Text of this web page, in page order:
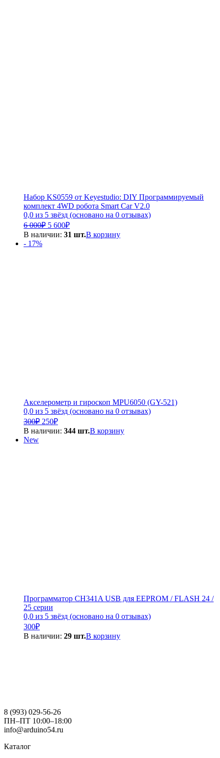
Набор KS0559 от Keyestudio: DIY Программируемый
комплект 4WD робота Smart Car V2.0
0,0 из 5 звёзд (основано на 0 отзывах)
6 000₽ Первоначальная
цена
5 600₽Текущая
цена:
В наличии: 31 шт.В корзину
- 17%
Акселерометр и гироскоп MPU6050 (GY-521)
0,0 из 5 звёзд (основано на 0 отзывах)
300₽ Первоначальная
цена
250₽Текущая
цена:
В наличии: 344 шт.В корзину
New
Программатор CH341A USB для EEPROM / FLASH 24 /
25 серии
0,0 из 5 звёзд (основано на 0 отзывах)
300₽
В наличии: 29 шт.В корзину
8 (993) 029-56-26
ПН–ПТ 10:00–18:00
info@arduino54.ru
Каталог